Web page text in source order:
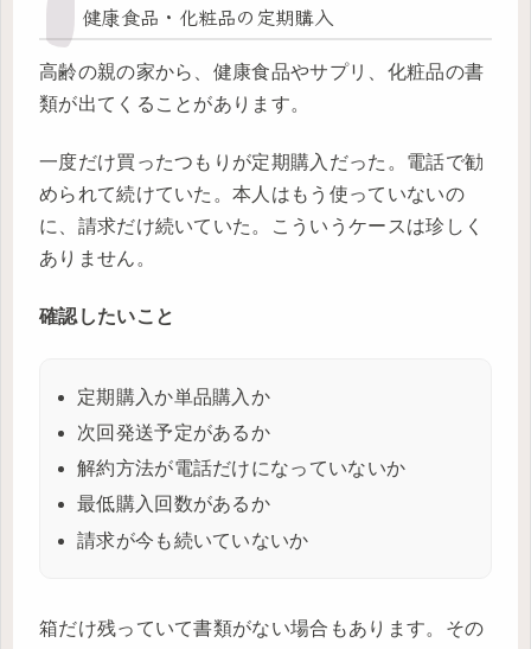
健康食品・化粧品の定期購入
高齢の親の家から、健康食品やサプリ、化粧品の書
類が出てくることがあります。
一度だけ買ったつもりが定期購入だった。電話で勧
められて続けていた。本人はもう使っていないの
に、請求だけ続いていた。こういうケースは珍しく
ありません。
確認したいこと
定期購入か単品購入か
次回発送予定があるか
解約方法が電話だけになっていないか
最低購入回数があるか
請求が今も続いていないか
箱だけ残っていて書類がない場合もあります。その